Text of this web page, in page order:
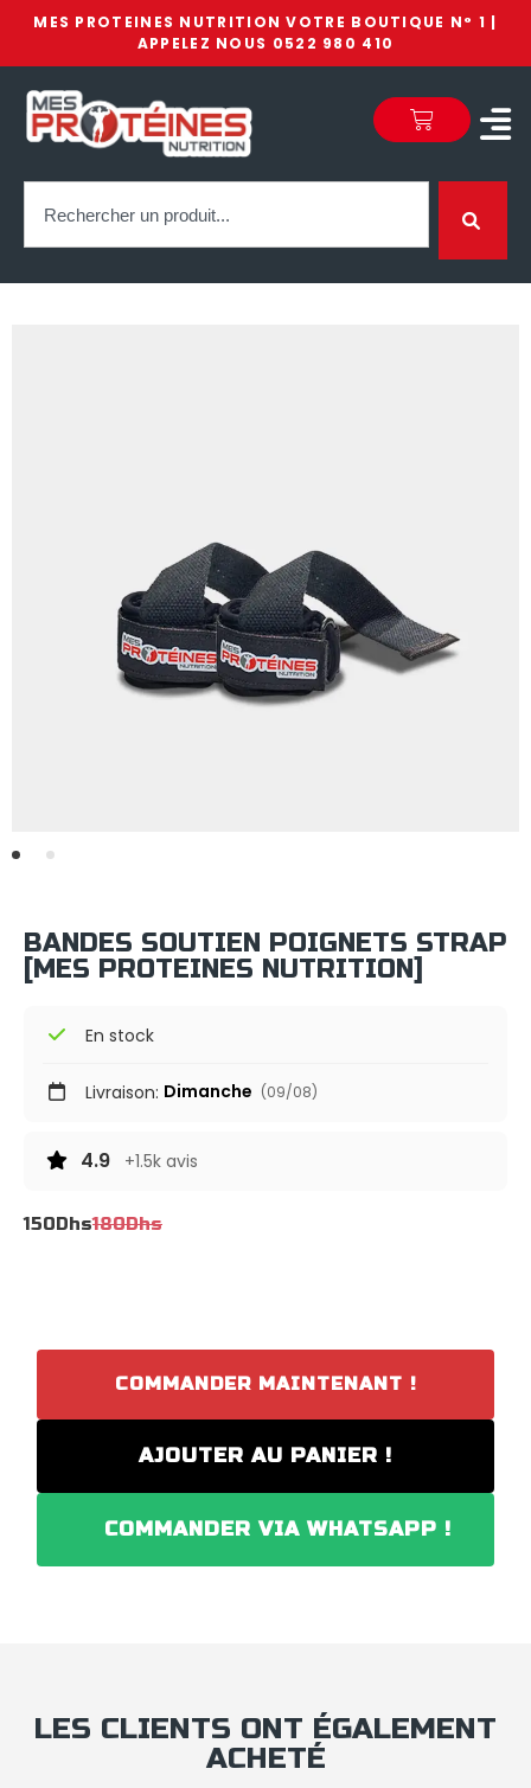
MES PROTEINES NUTRITION VOTRE BOUTIQUE N° 1 |
APPELEZ NOUS 0522 980 410
BANDES SOUTIEN POIGNETS STRAP
[MES PROTEINES NUTRITION]
En stock
Livraison: Dimanche (09/08)
4.9 +1.5k avis
180Dhs
150 Dhs
COMMANDER MAINTENANT !
AJOUTER AU PANIER !
COMMANDER VIA WHATSAPP !
LES CLIENTS ONT ÉGALEMENT
ACHETÉ